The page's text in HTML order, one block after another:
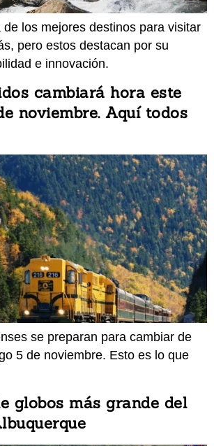
de los mejores destinos para visitar
pero estos destacan por su
e innovación.
cambiará hora este
noviembre. Aquí todos
se preparan para cambiar de
5 de noviembre. Esto es lo que
globos más grande del